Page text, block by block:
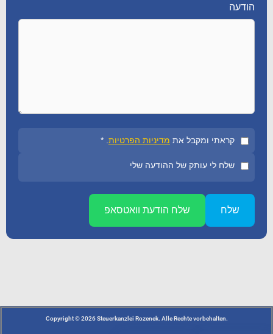
הודעה
קראתי ומקבל את מדיניות הפרטיות . *
שלח לי עותק של ההודעה שלי
שלח שלח הודעת וואטסאפ
.Copyright © 2026 Steuerkanzlei Rozenek. Alle Rechte vorbehalten